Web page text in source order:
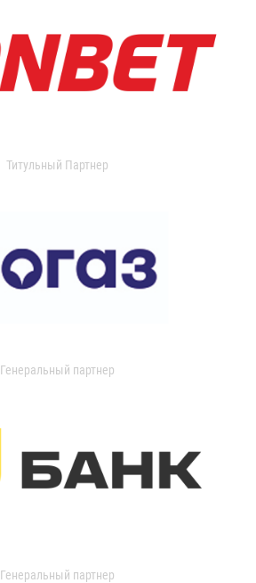
Титульный Партнер
Генеральный партнер
Генеральный партнер